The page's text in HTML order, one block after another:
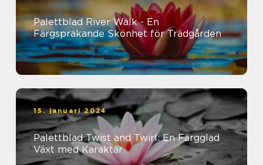
Palettblad River Walk - En
Färgsprakande Skönhet för Trädgården
15. januari 2024
Palettblad Twist and Twirl: En Färgglad
Växt med Karaktär